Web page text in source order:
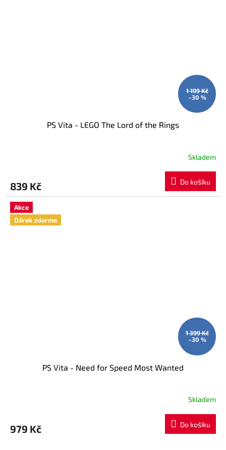
1 199 Kč
–30 %
PS Vita - LEGO The Lord of the Rings
Skladem
839 Kč Do košíku
Akce
Dárek zdarma
1 399 Kč
–30 %
PS Vita - Need for Speed Most Wanted
Skladem
979 Kč Do košíku